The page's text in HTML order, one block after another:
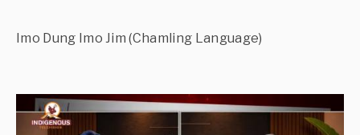
Imo Dung Imo Jim (Chamling Language)